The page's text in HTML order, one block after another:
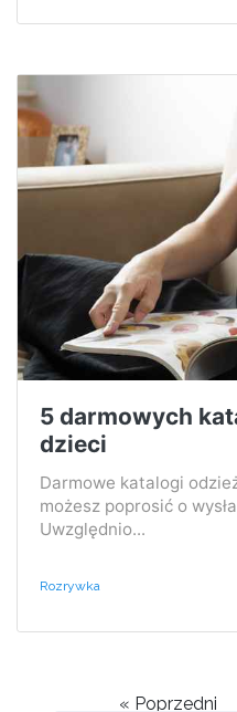
5 darmowych
dzieci
Darmowe katalogi
możesz poprosić o
Uwzględnio...
Rozrywka
« Poprzedni